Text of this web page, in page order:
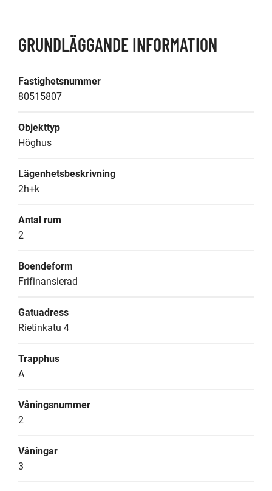
GRUNDLÄGGANDE INFORMATION
Fastighetsnummer
80515807
Objekttyp
Höghus
Lägenhetsbeskrivning
2h+k
Antal rum
2
Boendeform
Frifinansierad
Gatuadress
Rietinkatu 4
Trapphus
A
Våningsnummer
2
Våningar
3